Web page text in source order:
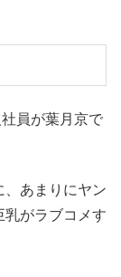
員が葉月京で
、あまりにヤン
乳がラブコメす